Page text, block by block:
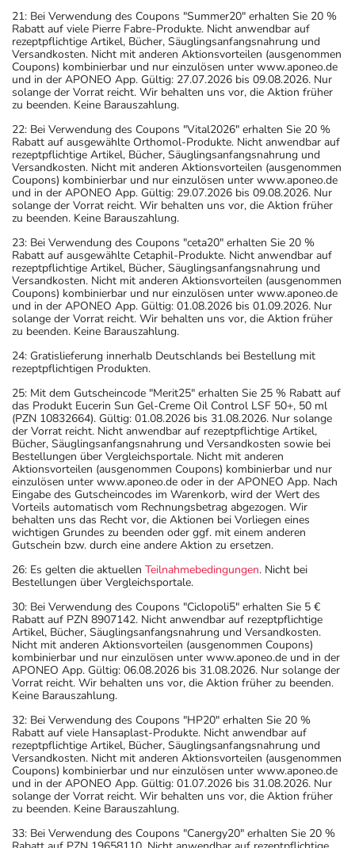
21: Bei Verwendung des Coupons "Summer20" erhalten Sie 20 %
Rabatt auf viele Pierre Fabre-Produkte. Nicht anwendbar auf
rezeptpflichtige Artikel, Bücher, Säuglingsanfangsnahrung und
Versandkosten. Nicht mit anderen Aktionsvorteilen (ausgenommen
Coupons) kombinierbar und nur einzulösen unter www.aponeo.de
und in der APONEO App. Gültig: 27.07.2026 bis 09.08.2026. Nur
solange der Vorrat reicht. Wir behalten uns vor, die Aktion früher
zu beenden. Keine Barauszahlung.
22: Bei Verwendung des Coupons "Vital2026" erhalten Sie 20 %
Rabatt auf ausgewählte Orthomol-Produkte. Nicht anwendbar auf
rezeptpflichtige Artikel, Bücher, Säuglingsanfangsnahrung und
Versandkosten. Nicht mit anderen Aktionsvorteilen (ausgenommen
Coupons) kombinierbar und nur einzulösen unter www.aponeo.de
und in der APONEO App. Gültig: 29.07.2026 bis 09.08.2026. Nur
solange der Vorrat reicht. Wir behalten uns vor, die Aktion früher
zu beenden. Keine Barauszahlung.
23: Bei Verwendung des Coupons "ceta20" erhalten Sie 20 %
Rabatt auf ausgewählte Cetaphil-Produkte. Nicht anwendbar auf
rezeptpflichtige Artikel, Bücher, Säuglingsanfangsnahrung und
Versandkosten. Nicht mit anderen Aktionsvorteilen (ausgenommen
Coupons) kombinierbar und nur einzulösen unter www.aponeo.de
und in der APONEO App. Gültig: 01.08.2026 bis 01.09.2026. Nur
solange der Vorrat reicht. Wir behalten uns vor, die Aktion früher
zu beenden. Keine Barauszahlung.
24: Gratislieferung innerhalb Deutschlands bei Bestellung mit
rezeptpflichtigen Produkten.
25: Mit dem Gutscheincode "Merit25" erhalten Sie 25 % Rabatt auf
das Produkt Eucerin Sun Gel-Creme Oil Control LSF 50+, 50 ml
(PZN 10832664). Gültig: 01.08.2026 bis 31.08.2026. Nur solange
der Vorrat reicht. Nicht anwendbar auf rezeptpflichtige Artikel,
Bücher, Säuglingsanfangsnahrung und Versandkosten sowie bei
Bestellungen über Vergleichsportale. Nicht mit anderen
Aktionsvorteilen (ausgenommen Coupons) kombinierbar und nur
einzulösen unter www.aponeo.de oder in der APONEO App. Nach
Eingabe des Gutscheincodes im Warenkorb, wird der Wert des
Vorteils automatisch vom Rechnungsbetrag abgezogen. Wir
behalten uns das Recht vor, die Aktionen bei Vorliegen eines
wichtigen Grundes zu beenden oder ggf. mit einem anderen
Gutschein bzw. durch eine andere Aktion zu ersetzen.
26: Es gelten die aktuellen Teilnahmebedingungen. Nicht bei
Bestellungen über Vergleichsportale.
30: Bei Verwendung des Coupons "Ciclopoli5" erhalten Sie 5 €
Rabatt auf PZN 8907142. Nicht anwendbar auf rezeptpflichtige
Artikel, Bücher, Säuglingsanfangsnahrung und Versandkosten.
Nicht mit anderen Aktionsvorteilen (ausgenommen Coupons)
kombinierbar und nur einzulösen unter www.aponeo.de und in der
APONEO App. Gültig: 06.08.2026 bis 31.08.2026. Nur solange der
Vorrat reicht. Wir behalten uns vor, die Aktion früher zu beenden.
Keine Barauszahlung.
32: Bei Verwendung des Coupons "HP20" erhalten Sie 20 %
Rabatt auf viele Hansaplast-Produkte. Nicht anwendbar auf
rezeptpflichtige Artikel, Bücher, Säuglingsanfangsnahrung und
Versandkosten. Nicht mit anderen Aktionsvorteilen (ausgenommen
Coupons) kombinierbar und nur einzulösen unter www.aponeo.de
und in der APONEO App. Gültig: 01.07.2026 bis 31.08.2026. Nur
solange der Vorrat reicht. Wir behalten uns vor, die Aktion früher
zu beenden. Keine Barauszahlung.
33: Bei Verwendung des Coupons "Canergy20" erhalten Sie 20 %